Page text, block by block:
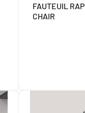
FAUTEUIL RAP
CHAIR